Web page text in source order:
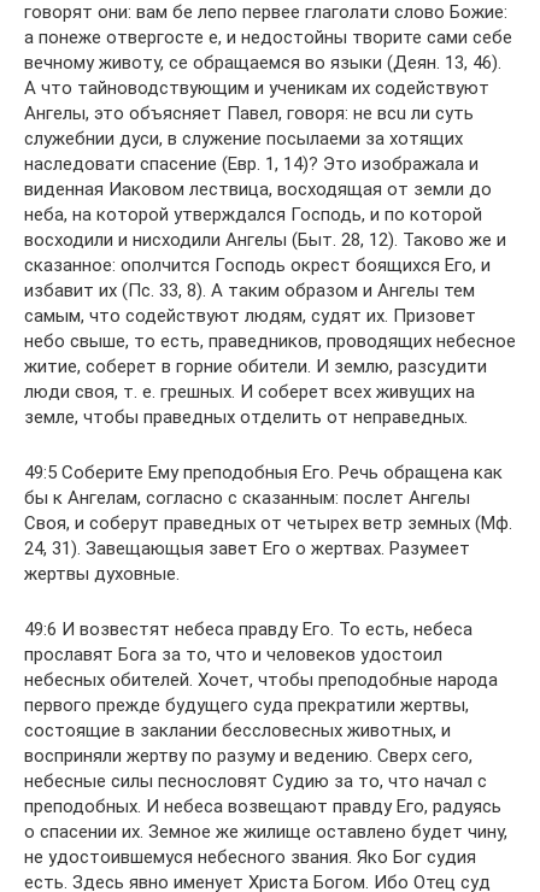
говорят они: вам бе лепо первее глаголати слово Божие:
а понеже отвергосте е, и недостойны творите сами себе
вечному животу, се обращаемся во языки (Деян. 13, 46).
А что тайноводствующим и ученикам их содействуют
Ангелы, это объясняет Павел, говоря: не вcu ли суть
служебнии дуси, в служение посылаеми за хотящих
наследовати спасение (Евр. 1, 14)? Это изображала и
виденная Иаковом лествица, восходящая от земли до
неба, на которой утверждался Господь, и по которой
восходили и нисходили Ангелы (Быт. 28, 12). Таково же и
сказанное: ополчится Господь окрест боящихся Его, и
избавит их (Пс. 33, 8). А таким образом и Ангелы тем
самым, что содействуют людям, судят их. Призовет
небо свыше, то есть, праведников, проводящих небесное
житие, соберет в горние обители. И землю, разсудити
люди своя, т. е. грешных. И соберет всех живущих на
земле, чтобы праведных отделить от неправедных.
49:5 Соберите Ему преподобныя Его. Речь обращена как
бы к Ангелам, согласно с сказанным: послет Ангелы
Своя, и соберут праведных от четырех ветр земных (Мф.
24, 31). Завещающыя завет Его о жертвах. Разумеет
жертвы духовные.
49:6 И возвестят небеса правду Его. То есть, небеса
прославят Бога за то, что и человеков удостоил
небесных обителей. Хочет, чтобы преподобные народа
первого прежде будущего суда прекратили жертвы,
состоящие в заклании бессловесных животных, и
восприняли жертву по разуму и ведению. Сверх сего,
небесные силы песнословят Судию за то, что начал с
преподобных. И небеса возвещают правду Его, радуясь
о спасении их. Земное же жилище оставлено будет чину,
не удостоившемуся небесного звания. Яко Бог судия
есть. Здесь явно именует Христа Богом. Ибо Отец суд